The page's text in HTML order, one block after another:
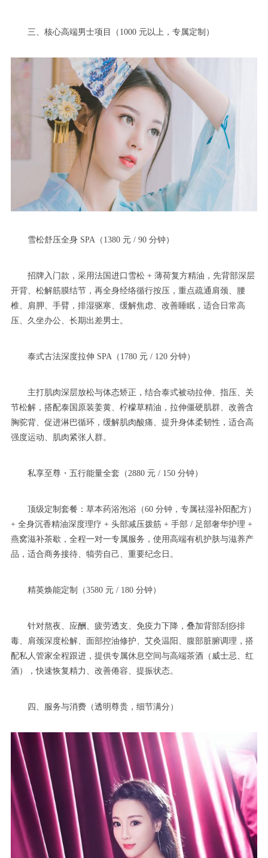
三、核心高端男士项目（1000 元以上，专属定制）
雪松舒压全身 SPA（1380 元 / 90 分钟）
招牌入门款，采用法国进口雪松 + 薄荷复方精油，先背部深层
开背、松解筋膜结节，再全身经络循行按压，重点疏通肩颈、腰
椎、肩胛、手臂，排湿驱寒、缓解焦虑、改善睡眠，适合日常高
压、久坐办公、长期出差男士。
泰式古法深度拉伸 SPA（1780 元 / 120 分钟）
主打肌肉深层放松与体态矫正，结合泰式被动拉伸、指压、关
节松解，搭配泰国原装姜黄、柠檬草精油，拉伸僵硬肌群、改善含
胸驼背、促进淋巴循环，缓解肌肉酸痛、提升身体柔韧性，适合高
强度运动、肌肉紧张人群。
私享至尊・五行能量全套（2880 元 / 150 分钟）
顶级定制套餐：草本药浴泡浴（60 分钟，专属祛湿补阳配方）
+ 全身沉香精油深度理疗 + 头部减压拨筋 + 手部 / 足部奢华护理 +
燕窝滋补茶歇，全程一对一专属服务，使用高端有机护肤与滋养产
品，适合商务接待、犒劳自己、重要纪念日。
精英焕能定制（3580 元 / 180 分钟）
针对熬夜、应酬、疲劳透支、免疫力下降，叠加背部刮痧排
毒、肩颈深度松解、面部控油修护、艾灸温阳、腹部脏腑调理，搭
配私人管家全程跟进，提供专属休息空间与高端茶酒（威士忌、红
酒），快速恢复精力、改善倦容、提振状态。
四、服务与消费（透明尊贵，细节满分）